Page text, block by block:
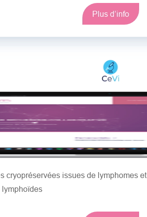
Plus d’info
cryopréservées issues de lymphomes et
lymphoïdes